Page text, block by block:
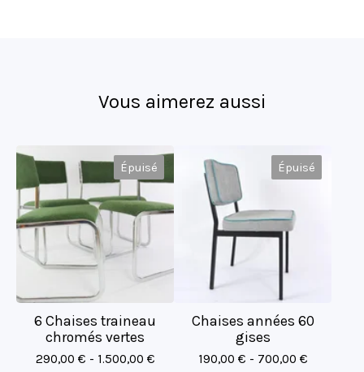
Vous aimerez aussi
Épuisé
6 Chaises traineau
chromés vertes
290,00 € - 1.500,00 €
Épuisé
Chaises années 60
gises
190,00 € - 700,00 €